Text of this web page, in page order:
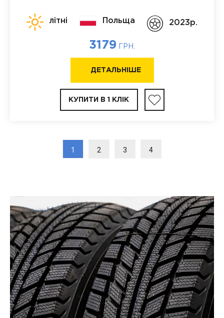
літні Польща 2023p.
3179 ГРН.
ДЕТАЛЬНІШЕ
КУПИТИ В 1 КЛІК
1 2 3 4